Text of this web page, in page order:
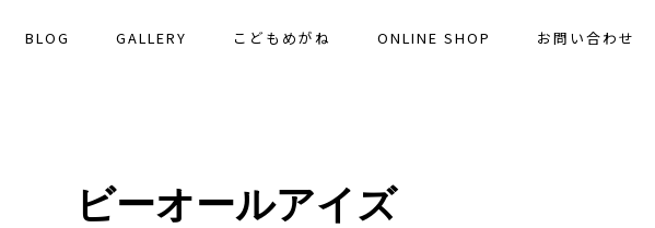
BLOG GALLERY こどもめがね ONLINE SHOP お問い合わせ
ビーオールアイズ